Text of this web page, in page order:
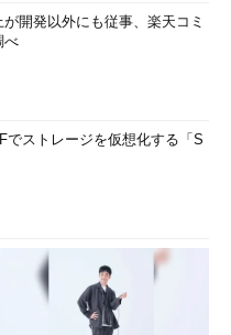
が開発以外にも従事、楽天コミ
べ
でストレージを仮想化する「S